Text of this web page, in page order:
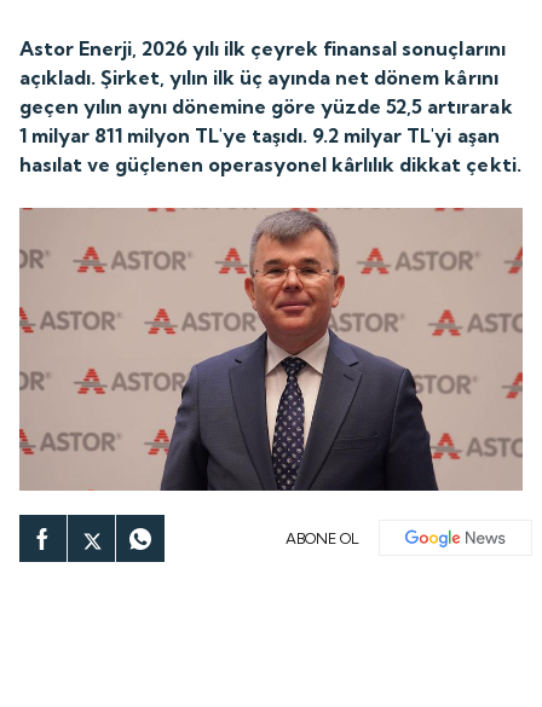
Astor Enerji, 2026 yılı ilk çeyrek finansal sonuçlarını
açıkladı. Şirket, yılın ilk üç ayında net dönem kârını
geçen yılın aynı dönemine göre yüzde 52,5 artırarak
1 milyar 811 milyon TL'ye taşıdı. 9.2 milyar TL'yi aşan
hasılat ve güçlenen operasyonel kârlılık dikkat çekti.
ABONE OL